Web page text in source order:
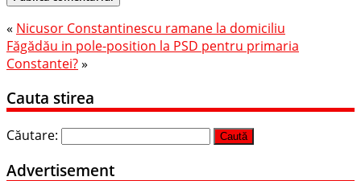
« Nicusor Constantinescu ramane la domiciliu
Făgădău in pole-position la PSD pentru primaria
Constantei?»
Cauta stirea
Căutare:
Advertisement